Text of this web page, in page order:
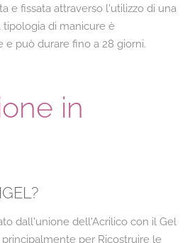
e fissata attraverso l'utilizzo di una
tipologia di manicure è
può durare fino a 28 giorni.
in
dall'unione dell'Acrilico con il Gel
per Ricostruire le